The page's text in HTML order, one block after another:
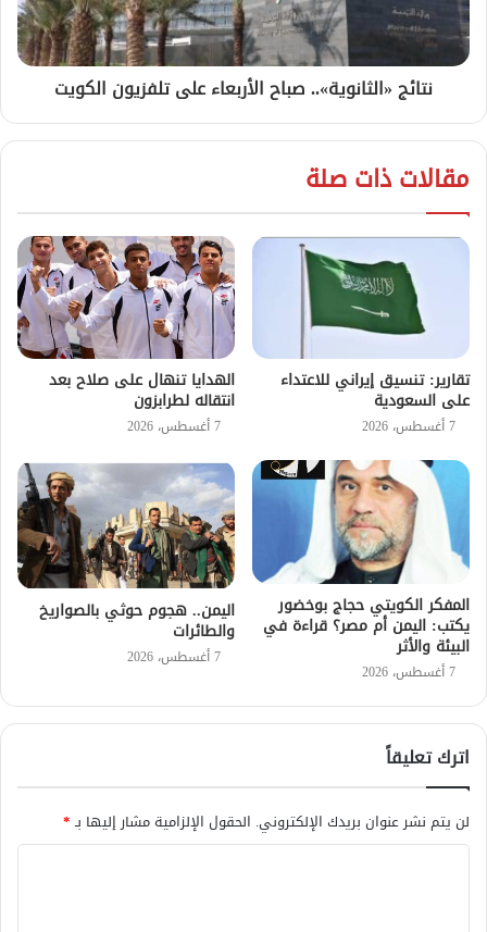
نتائج «الثانوية».. صباح الأربعاء على تلفزيون الكويت
مقالات ذات صلة
تقارير: تنسيق إيراني للاعتداء
على السعودية
7 أغسطس، 2026
الهدايا تنهال على صلاح بعد
انتقاله لطرابزون
7 أغسطس، 2026
المفكر الكويتي حجاج بوخضور
يكتب: اليمن أم مصر؟ قراءة في
البيئة والأثر
7 أغسطس، 2026
اليمن.. هجوم حوثي بالصواريخ
والطائرات
7 أغسطس، 2026
اترك تعليقاً
لن يتم نشر عنوان بريدك الإلكتروني. الحقول الإلزامية مشار إليها بـ*